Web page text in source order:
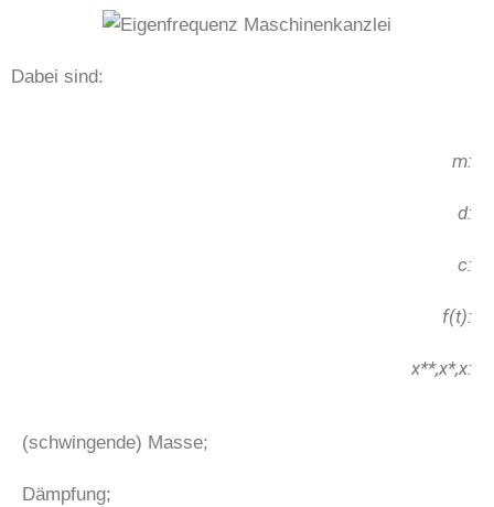
Dabei sind:
m:
d:
c:
f(t):
x**,x*,x:
(schwingende) Masse;
Dämpfung;